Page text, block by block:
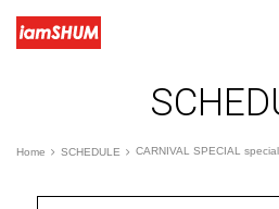
Home SCHEDULE CARNIVAL SPECIAL